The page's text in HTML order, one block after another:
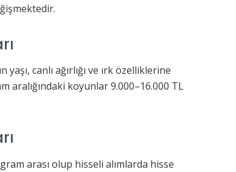
canlı ağırlığı ve ırk özelliklerine
koyunlar 9.000–16.000 TL
arası olup hisseli alımlarda hisse